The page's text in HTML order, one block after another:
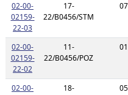
02-00-
02159-
22-03Link do listy planu umowy o
17-
22/B0456/STM
07
02-00-
02159-
22-02 Link do listy planu umowy o
11-
22/B0456/POZ
01
02-00-
18-
05